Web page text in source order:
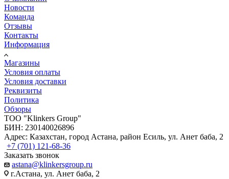
Новости
Команда
Отзывы
Контакты
Информация
Магазины
Условия оплаты
Условия доставки
Реквизиты
Политика
Обзоры
TOO "Klinkers Group"
БИН: 230140026896
Адрес: Казахстан, город Астана, район Есиль, ул. Анет баба, 2
+7 (701) 121-68-36
Заказать звонок
astana@klinkersgroup.ru
г.Астана, ул. Анет баба, 2